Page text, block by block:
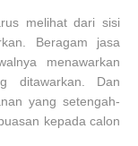
melihat dari sisi
Beragam jasa
menawarkan
ditawarkan. Dan
yang setengah-
kepada calon